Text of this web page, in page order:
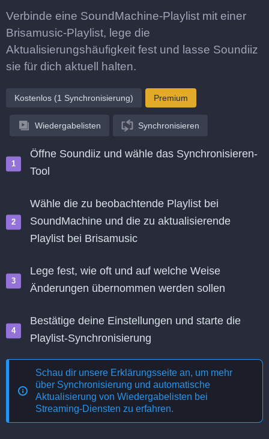
Verbinde eine SoundMachine-Playlist mit einer
Brisamusic-Playlist, lege die
Aktualisierungshäufigkeit fest und lasse Soundiiz
sie für dich aktuell halten.
Kostenlos (1 Synchronisierung) Premium
Wiedergabelisten Synchronisieren
Öffne Soundiiz und wähle das Synchronisieren-
Tool
Wähle die zu beobachtende Playlist bei
SoundMachine und die zu aktualisierende
Playlist bei Brisamusic
Lege fest, wie oft und auf welche Weise
Änderungen übernommen werden sollen
Bestätige deine Einstellungen und starte die
Playlist-Synchronisierung
Schau dir unsere Erklärungsseite an, um mehr
über Synchronisierung und automatische
Aktualisierung von Wiedergabelisten bei
Streaming-Diensten zu erfahren.